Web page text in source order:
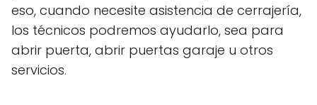
eso, cuando necesite asistencia de cerrajería,
los técnicos podremos ayudarlo, sea para
abrir puerta, abrir puertas garaje u otros
servicios.